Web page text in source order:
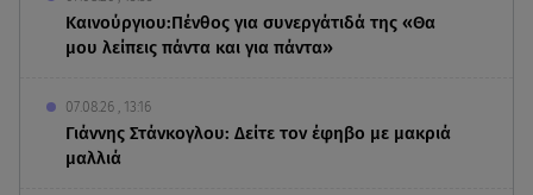
Καινούργιου:Πένθος για συνεργάτιδά της «Θα
μου λείπεις πάντα και για πάντα»
07.08.26 , 13:16
Γιάννης Στάνκογλου: Δείτε τον έφηβο με μακριά
μαλλιά